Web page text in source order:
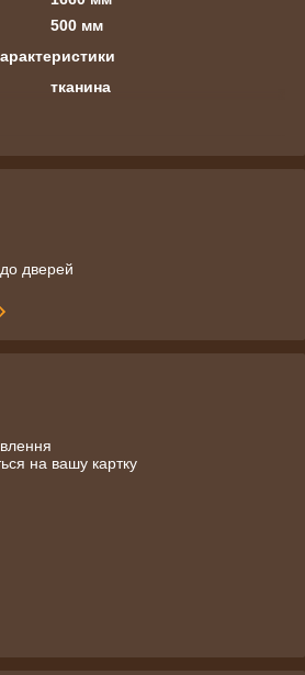
500 мм
тканина
дверей
на вашу картку